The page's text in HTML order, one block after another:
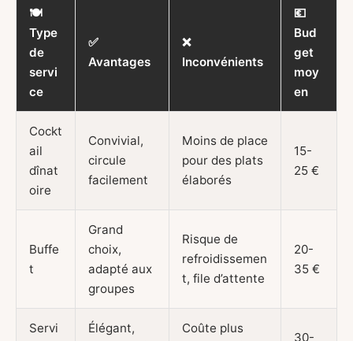
🍽️
Type
de
servi
ce
✅
Avantages
❌
Inconvénients
💶
Bud
get
moy
en
Cockt
ail
dînat
oire
Convivial,
circule
facilement
Moins de place
pour des plats
élaborés
15-
25 €
Buffe
t
Grand
choix,
adapté aux
groupes
Risque de
refroidissemen
t, file d’attente
20-
35 €
Servi
Élégant,
Coûte plus
30-